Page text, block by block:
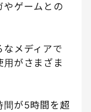
やゲームとの
なメディアで
がさまざま
間が5時間を超